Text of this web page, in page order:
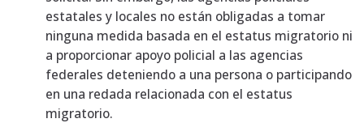
estatales y locales no están obligadas a tomar
ninguna medida basada en el estatus migratorio ni
a proporcionar apoyo policial a las agencias
federales deteniendo a una persona o participando
en una redada relacionada con el estatus
migratorio.